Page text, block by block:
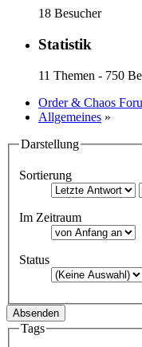
18 Besucher
Statistik
11 Themen - 750
Order & Chaos
Allgemeines »
Darstellung
Sortierung
Im Zeitraum
Status
Tags